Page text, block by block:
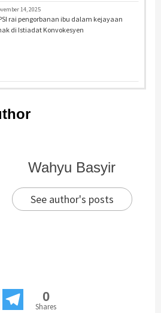
14, 2025
rai pengorbanan ibu dalam kejayaan
di Istiadat Konvokesyen
Wahyu Basyir
See author's posts
0
Shares